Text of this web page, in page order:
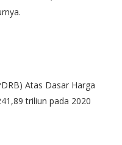
Atas Dasar Harga
triliun pada 2020